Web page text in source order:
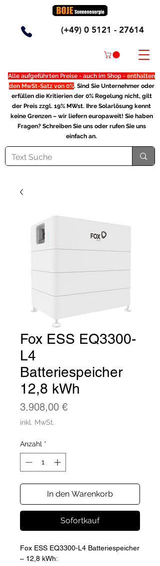
(+49) 0 5121 - 27614
Alle aufgeführten Preise - auch im Shop - enthalten
den MwSt-Satz von 0%. Sind Sie Unternehmer oder
erfüllen die Kritierien der 0% Regelung nicht, gilt
der Preis zzgl. 19% MWst. Ihre Solarlösung kennt
keine Grenzen – wir liefern europaweit! Sie haben
Fragen? Schreiben Sie uns oder rufen Sie uns
einfach an.
Fox ESS EQ3300-
L4
Batteriespeicher
12,8 kWh
3.908,00 €Preis
inkl. MwSt.
Anzahl *
In den Warenkorb
Sofortkauf
Fox ESS EQ3300-L4 Batteriespeicher
– 12,8 kWh: